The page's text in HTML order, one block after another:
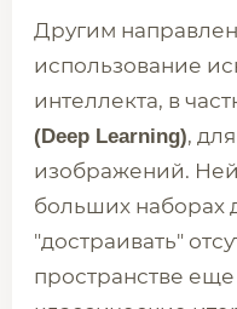
Другим
использование
интеллекта, в
(Deep Learning),
изображений.
больших наборах
"достраивать"
пространстве